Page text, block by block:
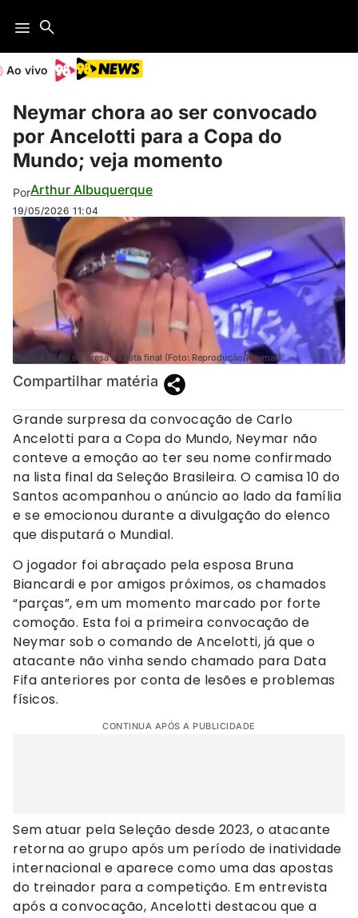
Ao vivo
Neymar chora ao ser convocado
por Ancelotti para a Copa do
Mundo; veja momento
PorArthur Albuquerque
19/05/2026 11:04
Camisa 10 foi surpresa na lista final (Foto: Reprodução/Neymar)
Compartilhar matéria
Grande surpresa da convocação de Carlo
Ancelotti para a Copa do Mundo, Neymar não
conteve a emoção ao ter seu nome confirmado
na lista final da Seleção Brasileira. O camisa 10 do
Santos acompanhou o anúncio ao lado da família
e se emocionou durante a divulgação do elenco
que disputará o Mundial.
O jogador foi abraçado pela esposa Bruna
Biancardi e por amigos próximos, os chamados
“parças”, em um momento marcado por forte
comoção. Esta foi a primeira convocação de
Neymar sob o comando de Ancelotti, já que o
atacante não vinha sendo chamado para Data
Fifa anteriores por conta de lesões e problemas
físicos.
CONTINUA APÓS A PUBLICIDADE
Sem atuar pela Seleção desde 2023, o atacante
retorna ao grupo após um período de inatividade
internacional e aparece como uma das apostas
do treinador para a competição. Em entrevista
após a convocação, Ancelotti destacou que a